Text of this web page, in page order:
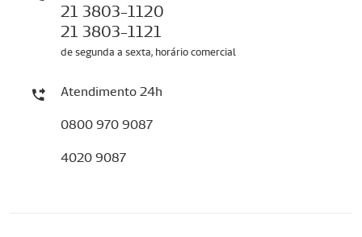
21 3803-1120
21 3803-1121
de segunda a sexta, horário comercial
Atendimento 24h
0800 970 9087
4020 9087